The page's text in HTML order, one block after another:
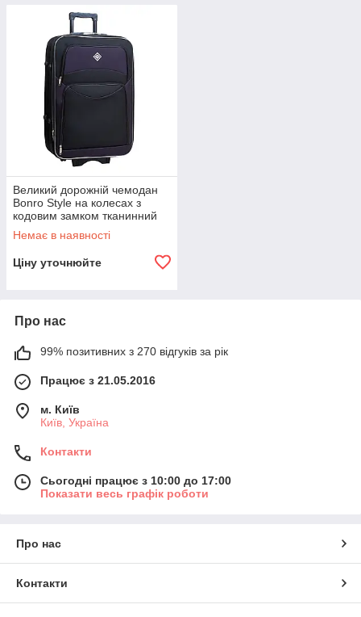
Великий дорожній чемодан
Bonro Style на колесах з
кодовим замком тканинний
Чорно-темно-фіолетовий
(текстильний) R_0538
Немає в наявності
Ціну уточнюйте
Про нас
99% позитивних з 270 відгуків за рік
Працює з 21.05.2016
м. Київ
Київ, Україна
Контакти
Сьогодні працює з 10:00 до 17:00
Показати весь графік роботи
Про нас
Контакти